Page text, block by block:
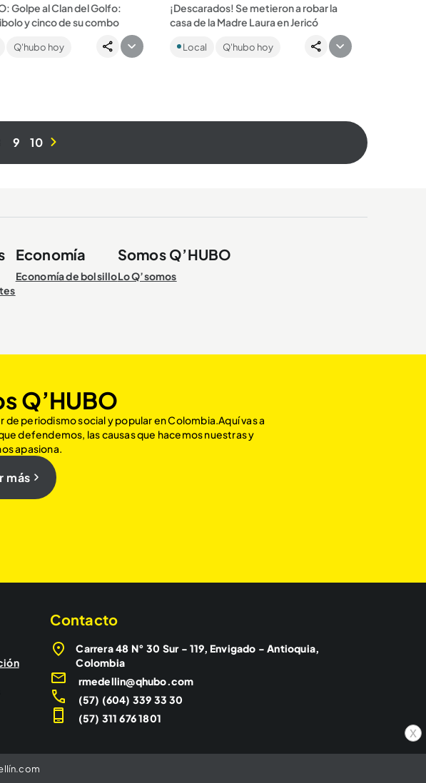
x
Golpe al Clan del Golfo:
y cinco de su combo
como Jaime Iván Moreno
cabecilla de
Q'hubo hoy
¡Descarados! Se metieron a robar la
casa de la Madre Laura en Jericó
Una pareja engañó a las monjas, les
hicieron creer que querían acercarse
Local Q'hubo hoy
9 10
Economía
Economía de bolsillo
Somos Q’HUBO
Lo Q’somos
Q’HUBO
de periodismo social y popular en Colombia.Aquí vas a
defendemos, las causas que hacemos nuestras y
apasiona.
más
Contacto
Carrera 48 N° 30 Sur - 119, Envigado - Antioquia,
Colombia
rmedellin@qhubo.com
(57) (604) 339 33 30
(57) 311 676 1801